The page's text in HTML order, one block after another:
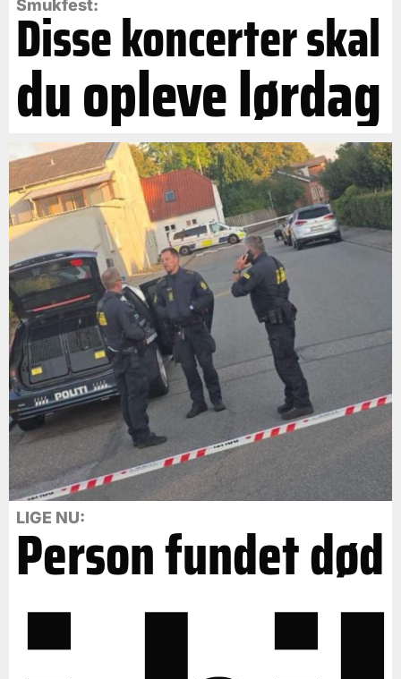
Smukfest:
Disse koncerter skal
du opleve lørdag
LIGE NU:
Person fundet død